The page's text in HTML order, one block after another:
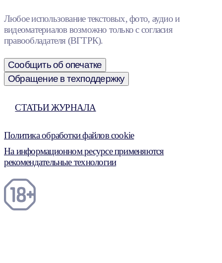
Любое использование текстовых, фото, аудио и
видеоматериалов возможно только с согласия
правообладателя (ВГТРК).
Сообщить об опечатке
Обращение в техподдержку
СТАТЬИ ЖУРНАЛА
Политика обработки файлов cookie
На информационном ресурсе применяются
рекомендательные технологии